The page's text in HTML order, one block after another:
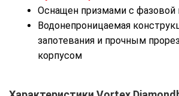
Оснащен призмами с фазовой
Водонепроницаемая
запотевания и прочным
корпусом